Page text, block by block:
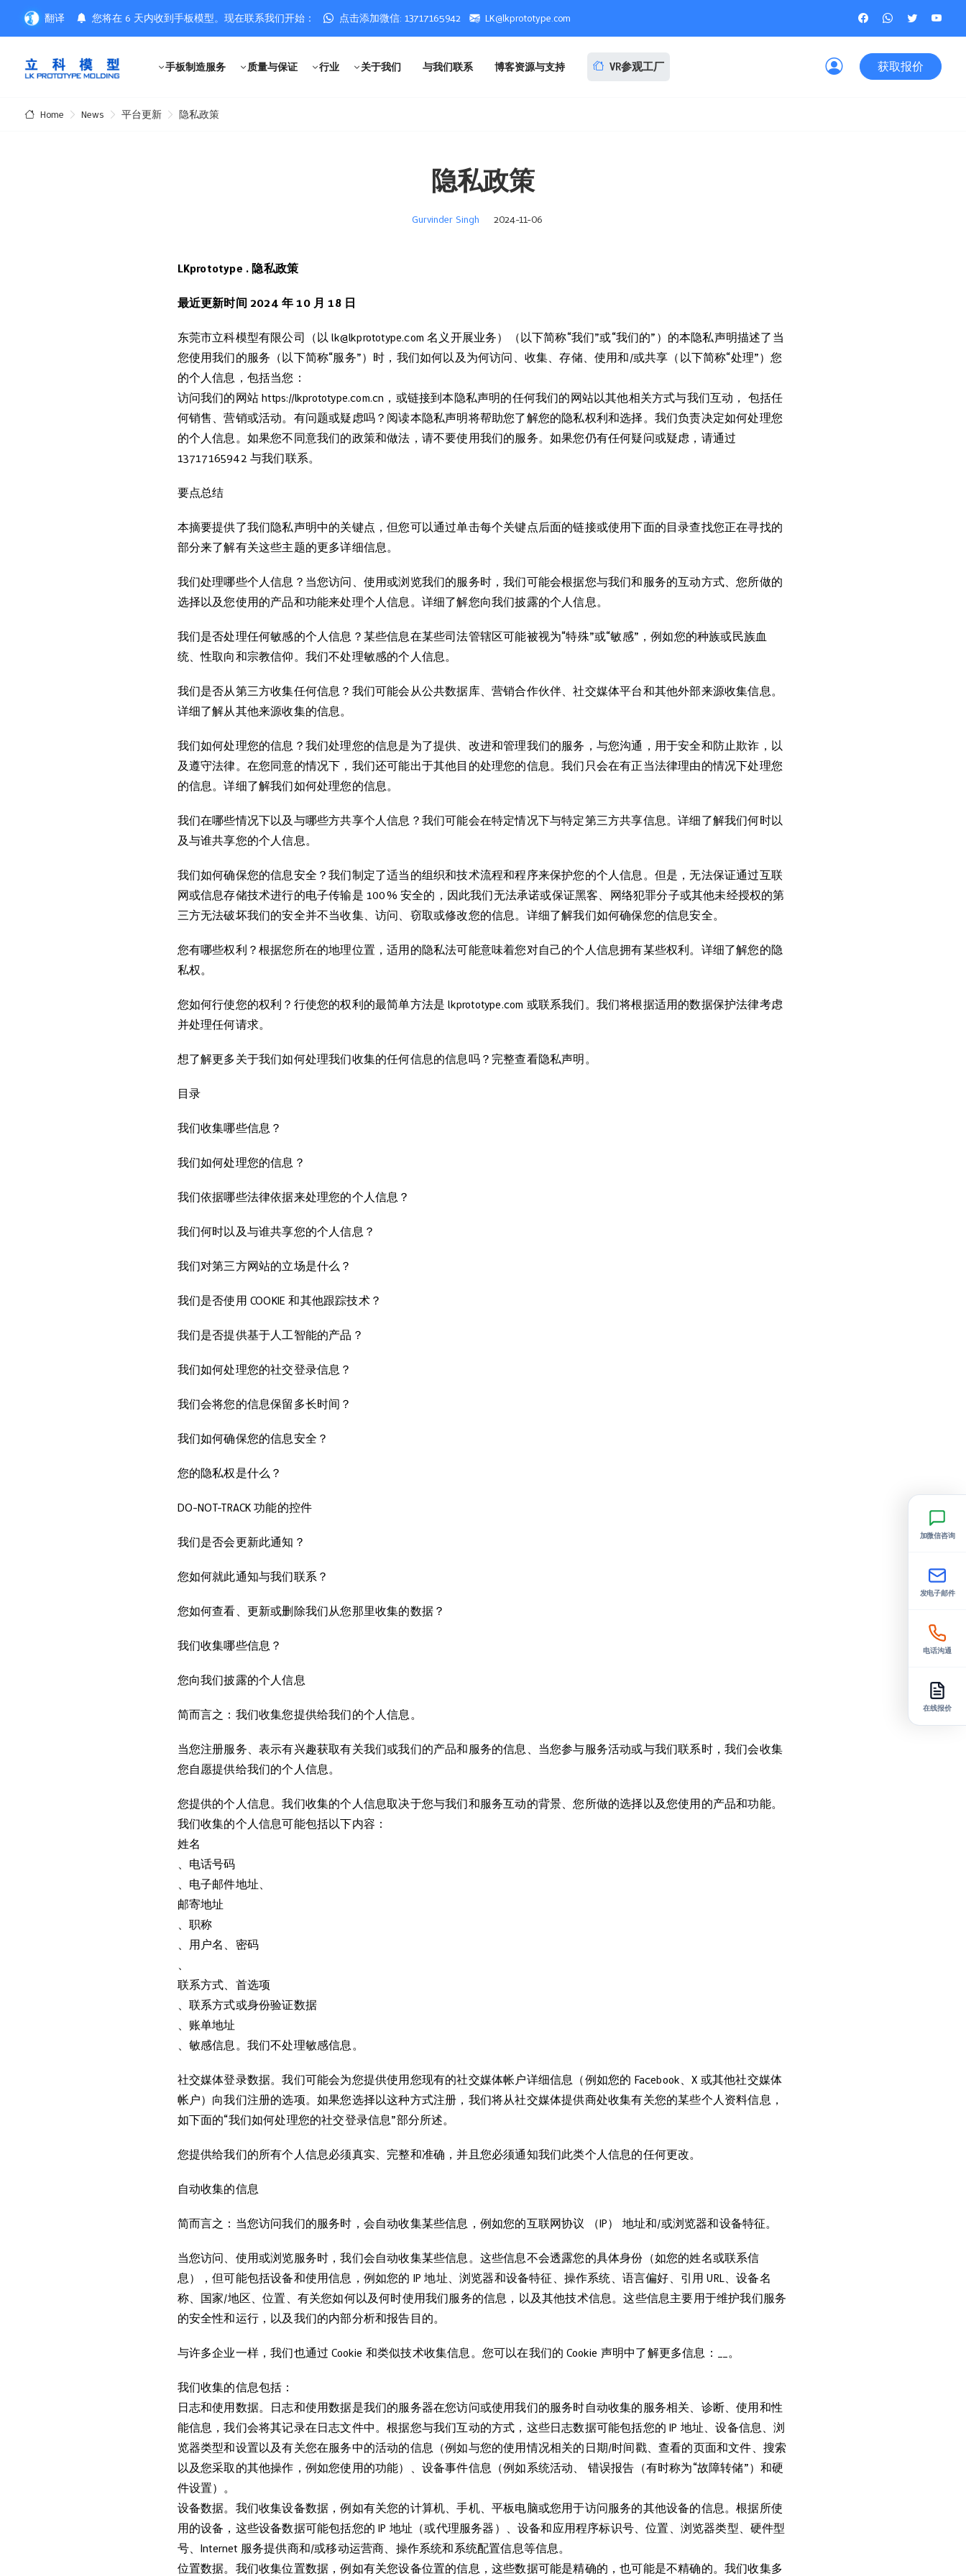
翻译 您将在 6 天内收到手板模型。现在联系我们开始： 点击添加微信: 13717165942 LK@lkprototype.com
手板制造服务 质量与保证 行业 关于我们 与我们联系 博客资源与支持 VR参观工厂 获取报价
Home News 平台更新 隐私政策
隐私政策
Gurvinder Singh 2024-11-06
LKprototype . 隐私政策
最近更新时间 2024 年 10 月 18 日
东莞市立科模型有限公司（以 lk@lkprototype.com 名义开展业务）（以下简称“我们”或“我们的”）的本隐私声明描述了当
您使用我们的服务（以下简称“服务”）时，我们如何以及为何访问、收集、存储、使用和/或共享（以下简称“处理”）您
的个人信息，包括当您：
访问我们的网站 https://lkprototype.com.cn，或链接到本隐私声明的任何我们的网站以其他相关方式与我们互动， 包括任
何销售、营销或活动。有问题或疑虑吗？阅读本隐私声明将帮助您了解您的隐私权利和选择。我们负责决定如何处理您
的个人信息。如果您不同意我们的政策和做法，请不要使用我们的服务。如果您仍有任何疑问或疑虑，请通过
13717165942 与我们联系。
要点总结
本摘要提供了我们隐私声明中的关键点，但您可以通过单击每个关键点后面的链接或使用下面的目录查找您正在寻找的
部分来了解有关这些主题的更多详细信息。
我们处理哪些个人信息？当您访问、使用或浏览我们的服务时，我们可能会根据您与我们和服务的互动方式、您所做的
选择以及您使用的产品和功能来处理个人信息。详细了解您向我们披露的个人信息。
我们是否处理任何敏感的个人信息？某些信息在某些司法管辖区可能被视为“特殊”或“敏感”，例如您的种族或民族血
统、性取向和宗教信仰。我们不处理敏感的个人信息。
我们是否从第三方收集任何信息？我们可能会从公共数据库、营销合作伙伴、社交媒体平台和其他外部来源收集信息。
详细了解从其他来源收集的信息。
我们如何处理您的信息？我们处理您的信息是为了提供、改进和管理我们的服务，与您沟通，用于安全和防止欺诈，以
及遵守法律。在您同意的情况下，我们还可能出于其他目的处理您的信息。我们只会在有正当法律理由的情况下处理您
的信息。详细了解我们如何处理您的信息。
我们在哪些情况下以及与哪些方共享个人信息？我们可能会在特定情况下与特定第三方共享信息。详细了解我们何时以
及与谁共享您的个人信息。
我们如何确保您的信息安全？我们制定了适当的组织和技术流程和程序来保护您的个人信息。但是，无法保证通过互联
网或信息存储技术进行的电子传输是 100% 安全的，因此我们无法承诺或保证黑客、网络犯罪分子或其他未经授权的第
三方无法破坏我们的安全并不当收集、访问、窃取或修改您的信息。详细了解我们如何确保您的信息安全。
您有哪些权利？根据您所在的地理位置，适用的隐私法可能意味着您对自己的个人信息拥有某些权利。详细了解您的隐
私权。
您如何行使您的权利？行使您的权利的最简单方法是 lkprototype.com 或联系我们。我们将根据适用的数据保护法律考虑
并处理任何请求。
想了解更多关于我们如何处理我们收集的任何信息的信息吗？完整查看隐私声明。
目录
我们收集哪些信息？
我们如何处理您的信息？
我们依据哪些法律依据来处理您的个人信息？
我们何时以及与谁共享您的个人信息？
我们对第三方网站的立场是什么？
我们是否使用 COOKIE 和其他跟踪技术？
我们是否提供基于人工智能的产品？
我们如何处理您的社交登录信息？
我们会将您的信息保留多长时间？
我们如何确保您的信息安全？
您的隐私权是什么？
DO-NOT-TRACK 功能的控件
我们是否会更新此通知？
您如何就此通知与我们联系？
您如何查看、更新或删除我们从您那里收集的数据？
我们收集哪些信息？
您向我们披露的个人信息
简而言之：我们收集您提供给我们的个人信息。
当您注册服务、表示有兴趣获取有关我们或我们的产品和服务的信息、当您参与服务活动或与我们联系时，我们会收集
您自愿提供给我们的个人信息。
您提供的个人信息。我们收集的个人信息取决于您与我们和服务互动的背景、您所做的选择以及您使用的产品和功能。
我们收集的个人信息可能包括以下内容：
姓名
、电话号码
、电子邮件地址、
邮寄地址
、职称
、用户名、密码
、
联系方式、首选项
、联系方式或身份验证数据
、账单地址
、敏感信息。我们不处理敏感信息。
社交媒体登录数据。我们可能会为您提供使用您现有的社交媒体帐户详细信息（例如您的 Facebook、X 或其他社交媒体
帐户）向我们注册的选项。如果您选择以这种方式注册，我们将从社交媒体提供商处收集有关您的某些个人资料信息，
如下面的“我们如何处理您的社交登录信息”部分所述。
您提供给我们的所有个人信息必须真实、完整和准确，并且您必须通知我们此类个人信息的任何更改。
自动收集的信息
简而言之：当您访问我们的服务时，会自动收集某些信息，例如您的互联网协议 （IP） 地址和/或浏览器和设备特征。
当您访问、使用或浏览服务时，我们会自动收集某些信息。这些信息不会透露您的具体身份（如您的姓名或联系信
息），但可能包括设备和使用信息，例如您的 IP 地址、浏览器和设备特征、操作系统、语言偏好、引用 URL、设备名
称、国家/地区、位置、有关您如何以及何时使用我们服务的信息，以及其他技术信息。这些信息主要用于维护我们服务
的安全性和运行，以及我们的内部分析和报告目的。
与许多企业一样，我们也通过 Cookie 和类似技术收集信息。您可以在我们的 Cookie 声明中了解更多信息：__。
我们收集的信息包括：
日志和使用数据。日志和使用数据是我们的服务器在您访问或使用我们的服务时自动收集的服务相关、诊断、使用和性
能信息，我们会将其记录在日志文件中。根据您与我们互动的方式，这些日志数据可能包括您的 IP 地址、设备信息、浏
览器类型和设置以及有关您在服务中的活动的信息（例如与您的使用情况相关的日期/时间戳、查看的页面和文件、搜索
以及您采取的其他操作，例如您使用的功能）、设备事件信息（例如系统活动、 错误报告（有时称为“故障转储”）和硬
件设置）。
设备数据。我们收集设备数据，例如有关您的计算机、手机、平板电脑或您用于访问服务的其他设备的信息。根据所使
用的设备，这些设备数据可能包括您的 IP 地址（或代理服务器）、设备和应用程序标识号、位置、浏览器类型、硬件型
号、Internet 服务提供商和/或移动运营商、操作系统和系统配置信息等信息。
位置数据。我们收集位置数据，例如有关您设备位置的信息，这些数据可能是精确的，也可能是不精确的。我们收集多
加微信咨询
发电子邮件
电话沟通
在线报价